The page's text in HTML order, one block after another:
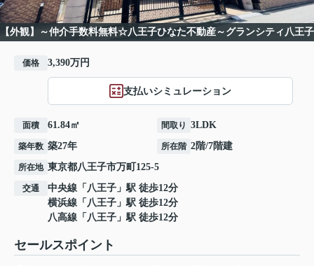
【外観】～仲介手数料無料☆八王子ひなた不動産～グランシティ八王子
価格 3,390万円
支払いシミュレーション
面積 61.84㎡ 間取り 3LDK
築年数 築27年 所在階 2階/7階建
所在地 東京都八王子市万町 125-5
交通 中央線 「 八王子 」駅 徒歩12分
横浜線 「 八王子 」駅 徒歩12分
八高線 「 八王子 」駅 徒歩12分
セールスポイント